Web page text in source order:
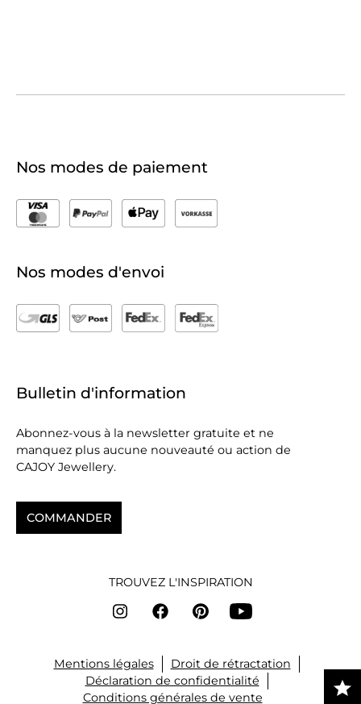
Nos modes de paiement
Nos modes d'envoi
Bulletin d'information
Abonnez-vous à la newsletter gratuite et ne
manquez plus aucune nouveauté ou action de
CAJOY Jewellery.
COMMANDER
TROUVEZ L'INSPIRATION
Mentions légales
Droit de rétractation
Déclaration de confidentialité
Conditions générales de vente